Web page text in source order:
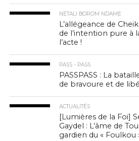
NETALI BOROM NDAME
L’allégeance de
de l’intention pure à
l’acte !
PASS - PASS
PASSPASS : La
de bravoure et de
ACTUALITÉS
[Lumières de la Foi]
Gaydel : L’âme de
gardien du « Foulkou